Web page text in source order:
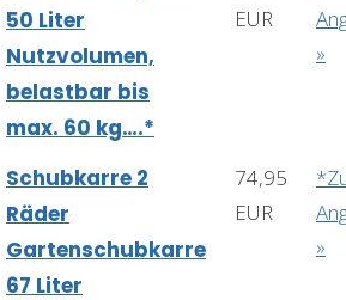
50 Liter
Nutzvolumen,
belastbar bis
max. 60 kg….*
EUR
»
Schubkarre 2
Räder
Gartenschubkarre
67 Liter
74,95
EUR
»